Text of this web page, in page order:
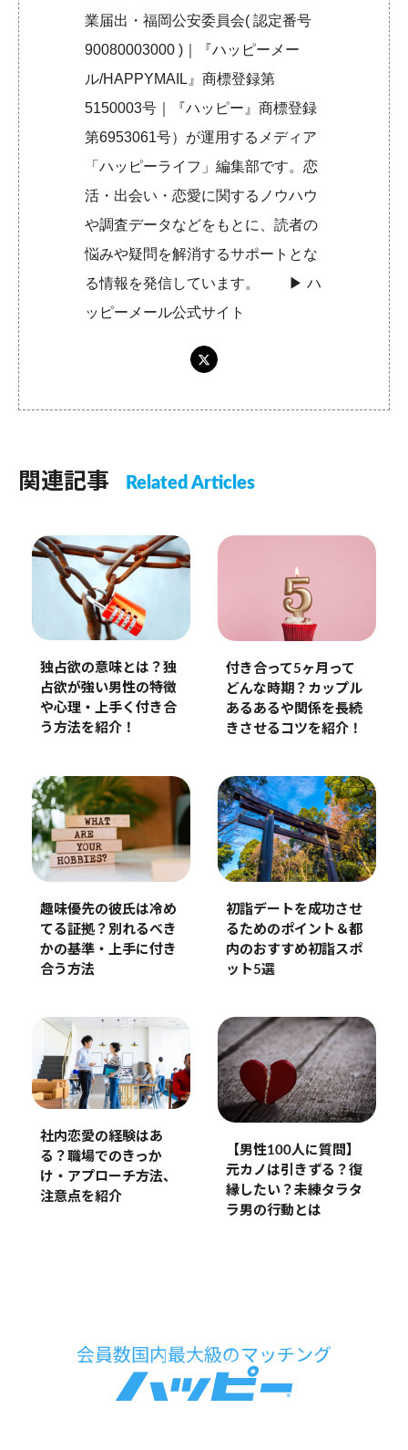
業届出・福岡公安委員会( 認定番号
90080003000 )｜『ハッピーメー
ル/HAPPYMAIL』商標登録第
5150003号｜『ハッピー』商標登録
第6953061号）が運用するメディア
「ハッピーライフ」編集部です。恋
活・出会い・恋愛に関するノウハウ
や調査データなどをもとに、読者の
悩みや疑問を解消するサポートとな
る情報を発信しています。 ▶︎ハ
ッピーメール公式サイト
関連記事 Related Articles
独占欲の意味とは？独
占欲が強い男性の特徴
や心理・上手く付き合
う方法を紹介！
付き合って5ヶ月って
どんな時期？カップル
あるあるや関係を長続
きさせるコツを紹介！
趣味優先の彼氏は冷め
てる証拠？別れるべき
かの基準・上手に付き
合う方法
初詣デートを成功させ
るためのポイント＆都
内のおすすめ初詣スポ
ット5選
社内恋愛の経験はあ
る？職場でのきっか
け・アプローチ方法、
注意点を紹介
【男性100人に質問】
元カノは引きずる？復
縁したい？未練タラタ
ラ男の行動とは